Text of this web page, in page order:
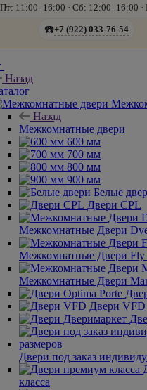
11:00–16:00 · Сб: 12:00–16:00 ·
☎️+7 (922) 033-76-54
Назад
Назад
Межкомнатные двери
600 мм
700 мм
800 мм
900 мм
Белые
Двери CPL
Межкомнатные Двери
Межкомнатные Двери Fly
Межкомнатные Двери
Двери VFD
Двери под заказ
класса